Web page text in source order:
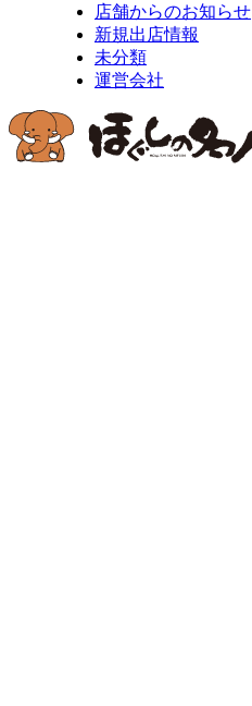
店舗からのお知らせ
新規出店情報
未分類
運営会社